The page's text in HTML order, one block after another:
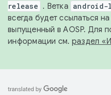
release . Ветка
всегда будет ссылаться
выпущенный в AOSP. Для
информации см. раздел